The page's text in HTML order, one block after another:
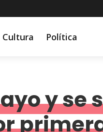
Cultura Política
y se